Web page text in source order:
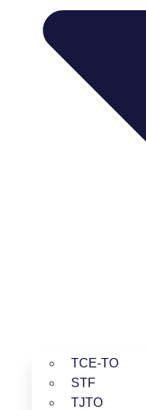
TCE-TO
STF
TJTO